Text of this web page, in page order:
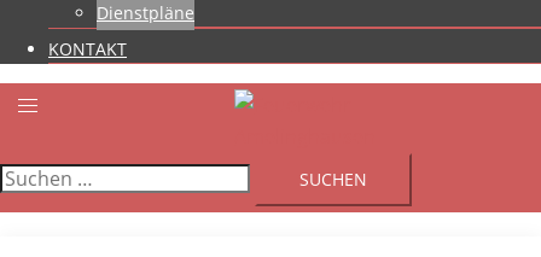
Dienstpläne
KONTAKT
Suchen
nach: